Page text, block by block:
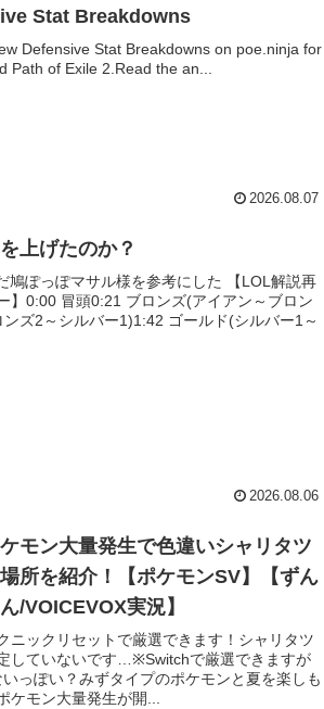
Stat Breakdowns
Defensive Stat Breakdowns on poe.ninja for
Path of Exile 2.Read the an...
2026.08.07
上げたのか？
鳩ぽっぽマサル様を参考にした 【LOL解説再
】0:00 冒頭0:21 ブロンズ(アイアン～ブロン
ズ2～シルバー1)1:42 ゴールド(シルバー1～
2026.08.06
モン大量発生で色違いシャリタツ
所を紹介！【ポケモンSV】【ずん
/VOICEVOX実況】
ニックリセットで厳選できます！シャリタツ
していないです…※Switchで厳選できますが
っぽい？みずタイプのポケモンと夏を楽しも
ケモン大量発生が開...